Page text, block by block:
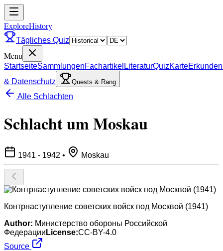
ExploreHistory
Tägliches Quiz
Menu
StartseiteSammlungenFachartikel LiteraturQuizKarteErkunden
& Datenschutz
Quests & Rang
Alle Schlachten
Schlacht um Moskau
1941 - 1942 • Moskau
Контрнаступление советских войск под Москвой (1941)
Author: Министерство обороны Российской
Федерации License:CC-BY-4.0
Source